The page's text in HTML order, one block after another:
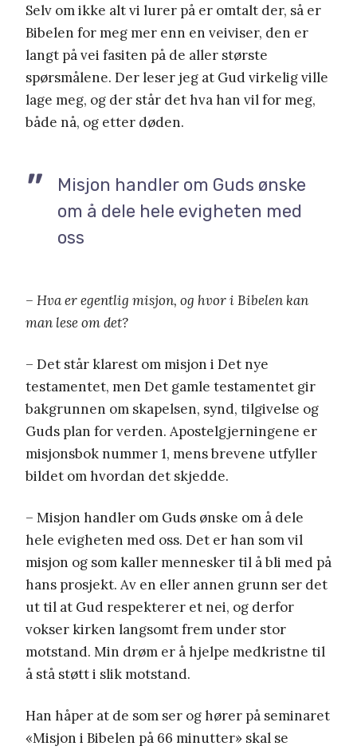
Selv om ikke alt vi lurer på er omtalt der, så er
Bibelen for meg mer enn en veiviser, den er
langt på vei fasiten på de aller største
spørsmålene. Der leser jeg at Gud virkelig ville
lage meg, og der står det hva han vil for meg,
både nå, og etter døden.
Misjon handler om Guds ønske
om å dele hele evigheten med
oss
– Hva er egentlig misjon, og hvor i Bibelen kan
man lese om det?
– Det står klarest om misjon i Det nye
testamentet, men Det gamle testamentet gir
bakgrunnen om skapelsen, synd, tilgivelse og
Guds plan for verden. Apostelgjerningene er
misjonsbok nummer 1, mens brevene utfyller
bildet om hvordan det skjedde.
– Misjon handler om Guds ønske om å dele
hele evigheten med oss. Det er han som vil
misjon og som kaller mennesker til å bli med på
hans prosjekt. Av en eller annen grunn ser det
ut til at Gud respekterer et nei, og derfor
vokser kirken langsomt frem under stor
motstand. Min drøm er å hjelpe medkristne til
å stå støtt i slik motstand.
Han håper at de som ser og hører på seminaret
«Misjon i Bibelen på 66 minutter» skal se